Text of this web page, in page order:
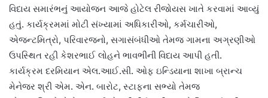
વિદાય સમારંભનું આયોજન આજે હોટેલ રીજોયસ ખાતે કરવામાં આવ્યું
હતું. કાર્યક્રમમાં મોટી સંખ્યામાં અધિકારીઓ, કર્મચારીઓ,
એજન્ટમિત્રો, પરિવારજનો, સગાસંબંધીઓ તેમજ ગામના અગ્રણીઓ
ઉપસ્થિત રહી કેશરભાઈ લોહને ભાવભીની વિદાય આપી હતી.
કાર્યક્રમ દરમિયાન એલ.આઈ.સી. ઓફ ઇન્ડિયાના શાખા બ્રાન્ચ
મેનેજર શ્રી એમ. એન. બારોટ, સ્ટાફના સભ્યો તેમજ